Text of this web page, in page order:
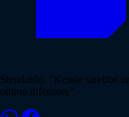
Stendardo: "Kessie sarebbe
ottimo difensore"